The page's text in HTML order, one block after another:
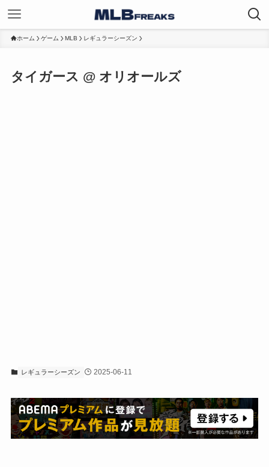
ホーム ゲーム MLB レギュラーシーズン
タイガース @ オリオールズ
レギュラーシーズン 2025-06-11